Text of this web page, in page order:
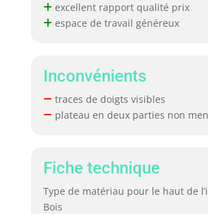
excellent rapport qualité prix
espace de travail généreux
Inconvénients
traces de doigts visibles
plateau en deux parties non
Fiche technique
Type de matériau pour le haut de
Bois